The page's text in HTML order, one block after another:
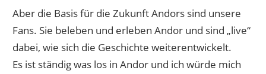
Aber die Basis für die Zukunft Andors sind unsere
Fans. Sie beleben und erleben Andor und sind „live“
dabei, wie sich die Geschichte weiterentwickelt.
Es ist ständig was los in Andor und ich würde mich